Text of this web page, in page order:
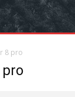
8 pro
pro